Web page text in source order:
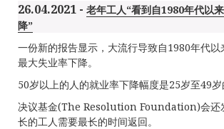
26.04.2021 - 老年工人“看到自1980年代以
降”
一份新的报告显示，大流行导致自1980年代
最大失业率下降。
50岁以上的人的就业率下降幅度是25岁至49岁
决议基金(The Resolution Foundation)会还
长的工人需要最长的时间返回。